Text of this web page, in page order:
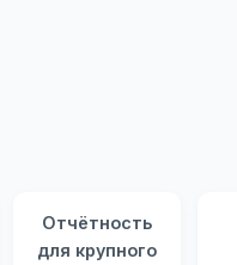
Отчётность
для крупного